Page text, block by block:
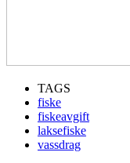
TAGS
fiske
fiskeavgift
laksefiske
vassdrag